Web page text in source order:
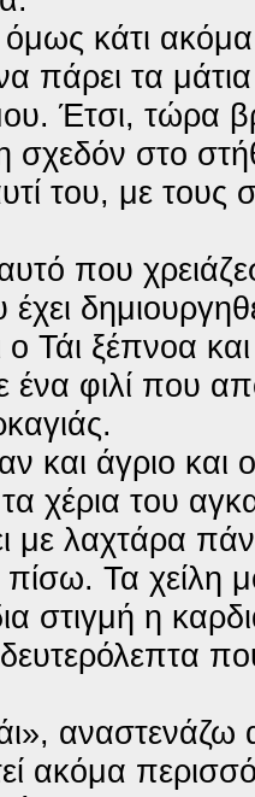
όμως κάτι
πάρει τα
Έτσι, τώρα
σχεδόν στο
του, με τους
αυτό που
ο Τάι ξέπνοα
φιλί που
και άγριο και
τα χέρια του
με λαχτάρα
Τα χείλη
στιγμή η
ακόμα